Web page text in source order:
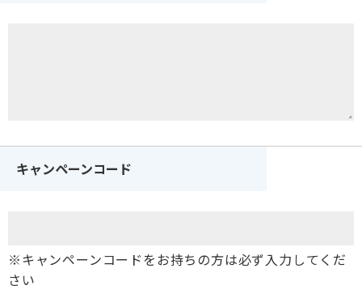
キャンペーンコード
※キャンペーンコードをお持ちの方は必ず入力してくだ
さい